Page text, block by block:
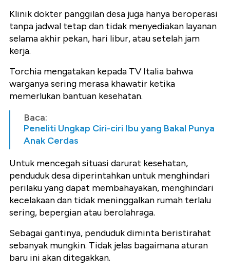
Klinik dokter panggilan desa juga hanya beroperasi
tanpa jadwal tetap dan tidak menyediakan layanan
selama akhir pekan, hari libur, atau setelah jam
kerja.
Torchia mengatakan kepada TV Italia bahwa
warganya sering merasa khawatir ketika
memerlukan bantuan kesehatan.
Baca:
Peneliti Ungkap Ciri-ciri Ibu yang Bakal Punya
Anak Cerdas
Untuk mencegah situasi darurat kesehatan,
penduduk desa diperintahkan untuk menghindari
perilaku yang dapat membahayakan, menghindari
kecelakaan dan tidak meninggalkan rumah terlalu
sering, bepergian atau berolahraga.
Sebagai gantinya, penduduk diminta beristirahat
sebanyak mungkin. Tidak jelas bagaimana aturan
baru ini akan ditegakkan.